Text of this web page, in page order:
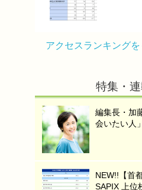
アクセスランキング
特集・
編集長・加
会いたい人」
NEW!!【首
SAPIX 上位